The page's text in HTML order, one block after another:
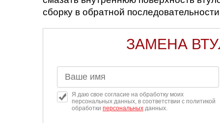
сборку в обратной
ЗАМЕНА
Я даю свое согласие на обработку моих
персональных данных, в соответствии с политикой
обработки персональных данных.